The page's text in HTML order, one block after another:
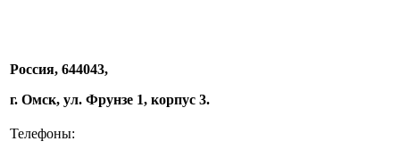
Россия, 644043,
г. Омск, ул. Фрунзе 1, корпус 3.
Телефоны: